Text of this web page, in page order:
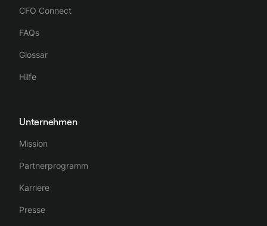
CFO Connect
FAQs
Glossar
Hilfe
Unternehmen
Mission
Partnerprogramm
Karriere
Presse